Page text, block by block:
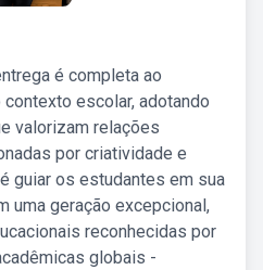
é completa ao
escolar, adotando
valorizam relações
por criatividade e
guiar os estudantes em sua
uma geração excepcional,
reconhecidas por
globais -